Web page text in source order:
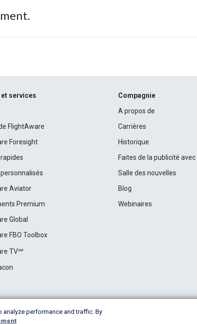
services
FlightAware
Foresight
Aviator
Premium
Global
FBO Toolbox
TV℠
Compagnie
A propos de
Carrières
Historique
Faites de la publicité
Salle des nouvelles
Blog
Webinaires
analyze performance and traffic. By